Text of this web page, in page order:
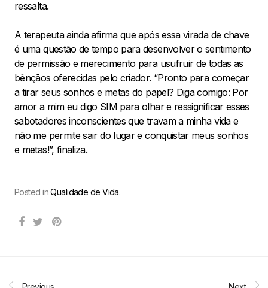
ressalta.
A terapeuta ainda afirma que após essa virada de chave
é uma questão de tempo para desenvolver o sentimento
de permissão e merecimento para usufruir de todas as
bênçãos oferecidas pelo criador. “Pronto para começar
a tirar seus sonhos e metas do papel? Diga comigo: Por
amor a mim eu digo SIM para olhar e ressignificar esses
sabotadores inconscientes que travam a minha vida e
não me permite sair do lugar e conquistar meus sonhos
e metas!”, finaliza.
Posted inQualidade de Vida.